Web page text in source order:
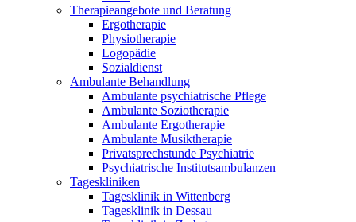
Therapieangebote und Beratung
Ergotherapie
Physiotherapie
Logopädie
Sozialdienst
Ambulante Behandlung
Ambulante psychiatrische Pflege
Ambulante Soziotherapie
Ambulante Ergotherapie
Ambulante Musiktherapie
Privatsprechstunde Psychiatrie
Psychiatrische Institutsambulanzen
Tageskliniken
Tagesklinik in Wittenberg
Tagesklinik in Dessau